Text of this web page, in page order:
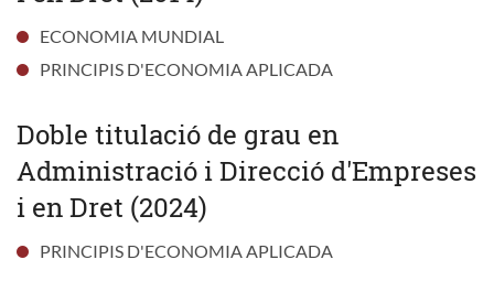
ECONOMIA MUNDIAL
PRINCIPIS D'ECONOMIA APLICADA
Doble titulació de grau en
Administració i Direcció d'Empreses
i en Dret (2024)
PRINCIPIS D'ECONOMIA APLICADA